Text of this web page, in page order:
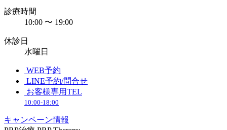
診療時間
10:00 〜 19:00
休診日
水曜日
WEB予約
LINE予約/問合せ
お客様専用TEL
10:00-18:00
キャンペーン情報